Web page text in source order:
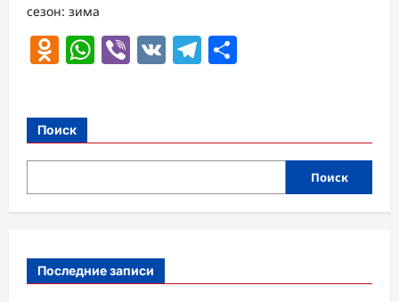
сезон: зима
Odnoklassniki
WhatsApp
Viber
VK Telegram
Поиск
Поиск
Последние записи